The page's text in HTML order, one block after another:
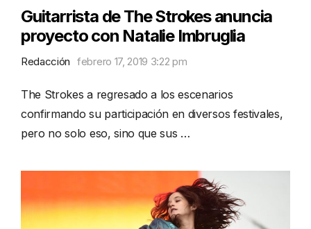
Guitarrista de The Strokes anuncia
proyecto con Natalie Imbruglia
Redacción febrero 17, 2019 3:22 pm
The Strokes a regresado a los escenarios
confirmando su participación en diversos festivales,
pero no solo eso, sino que sus …